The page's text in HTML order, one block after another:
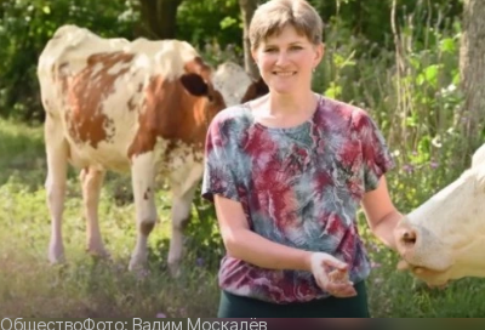
ОбществоФото: Вадим Москалёв